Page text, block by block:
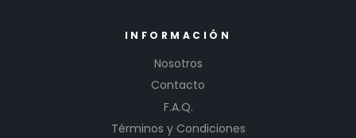
INFORMACIÓN
Nosotros
Contacto
F.A.Q.
Términos y Condiciones